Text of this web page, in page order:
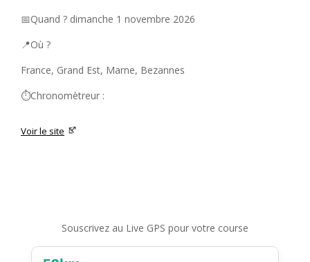
📅Quand ? dimanche 1 novembre 2026
📍Où ?
France, Grand Est, Marne, Bezannes
⏱️Chronomètreur :
Voir le site
Souscrivez au Live GPS pour votre course